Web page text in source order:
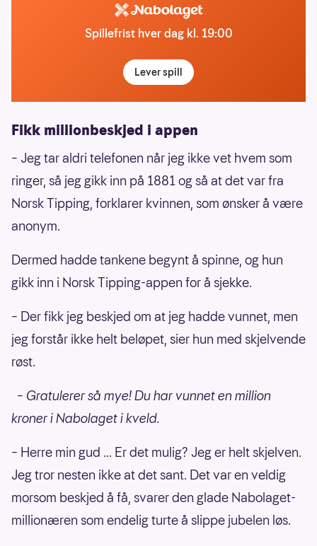
Spillefrist hver dag kl. 19:00
Lever spill
Fikk millionbeskjed i appen
– Jeg tar aldri telefonen når jeg ikke vet hvem som
ringer, så jeg gikk inn på 1881 og så at det var fra
Norsk Tipping, forklarer kvinnen, som ønsker å være
anonym.
Dermed hadde tankene begynt å spinne, og hun
gikk inn i Norsk Tipping-appen for å sjekke.
– Der fikk jeg beskjed om at jeg hadde vunnet, men
jeg forstår ikke helt beløpet, sier hun med skjelvende
røst.
– Gratulerer så mye! Du har vunnet en million
kroner i Nabolaget i kveld.
– Herre min gud ... Er det mulig? Jeg er helt skjelven.
Jeg tror nesten ikke at det sant. Det var en veldig
morsom beskjed å få, svarer den glade Nabolaget-
millionæren som endelig turte å slippe jubelen løs.